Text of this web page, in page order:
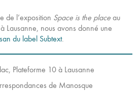
de l’exposition Space is the place au
Lausanne, nous avons donné une
du label Subtext.
Plateforme 10 à Lausanne
de Manosque